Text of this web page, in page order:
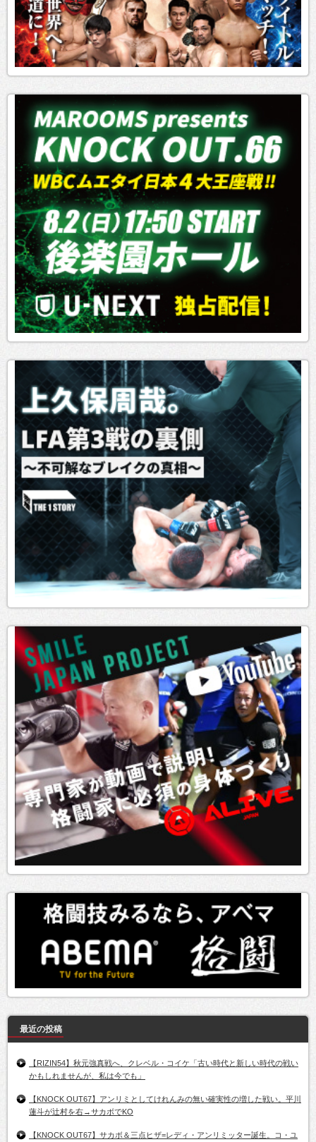
最近の投稿
【RIZIN54】秋元強真戦へ、クレベル・コイケ「古い時代と新しい時代の戦い
かもしれませんが、私は今でも」
【KNOCK OUT67】アンリミとしてけれんみの無い確実性の増した戦い。平川
蓮斗が辻村を右→サカボでKO
【KNOCK OUT67】サカボ＆三点ヒザ=レディ・アンリミッター誕生。コ・ユ